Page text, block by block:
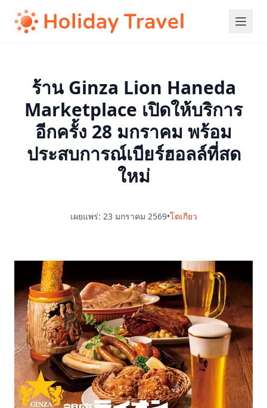
ร้าน Ginza Lion Haneda
Marketplace เปิดให้บริการ
อีกครั้ง 28 มกราคม พร้อม
ประสบการณ์เบียร์ฮอลล์ที่สด
ใหม่
เผยแพร่: 23 มกราคม 2569•โตเกียว